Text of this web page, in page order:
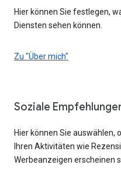
Hier können Sie festlegen,
Diensten sehen können.
Zu "Über mich"
Soziale
Hier können Sie auswählen,
Ihren Aktivitäten wie
Werbeanzeigen erscheinen